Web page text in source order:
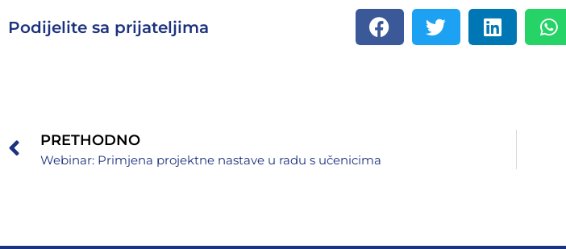
Podijelite sa prijateljima
PRETHODNO
Webinar: Primjena projektne nastave u radu s učenicima